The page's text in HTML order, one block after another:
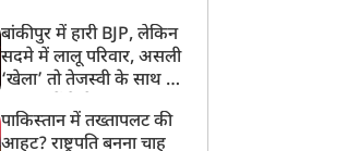
बांकीपुर में हारी BJP, लेकिन
सदमे में लालू परिवार, असली
‘खेला’ तो तेजस्वी के साथ हो
पाकिस्तान में तख्तापलट की
आहट? राष्ट्रपति बनना चाह